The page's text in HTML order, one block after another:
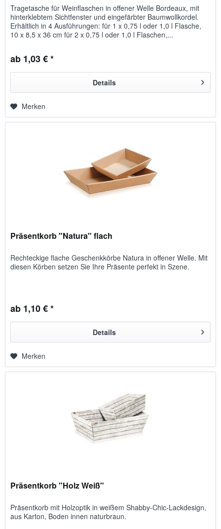
Tragetasche für Weinflaschen in offener Welle Bordeaux, mit
hinterklebtem Sichtfenster und eingefärbter Baumwollkordel.
Erhältlich in 4 Ausführungen: für 1 x 0,75 l oder 1,0 l Flasche,
10 x 8,5 x 36 cm für 2 x 0,75 l oder 1,0 l Flaschen,...
ab 1,03 € *
Details
Merken
Präsentkorb "Natura" flach
Rechteckige flache Geschenkkörbe Natura in offener Welle. Mit
diesen Körben setzen Sie Ihre Präsente perfekt in Szene.
ab 1,10 € *
Details
Merken
Präsentkorb "Holz Weiß"
Präsentkorb mit Holz­optik in weißem Shabby-Chic-Lack­design,
aus Karton, Boden innen natur­braun.